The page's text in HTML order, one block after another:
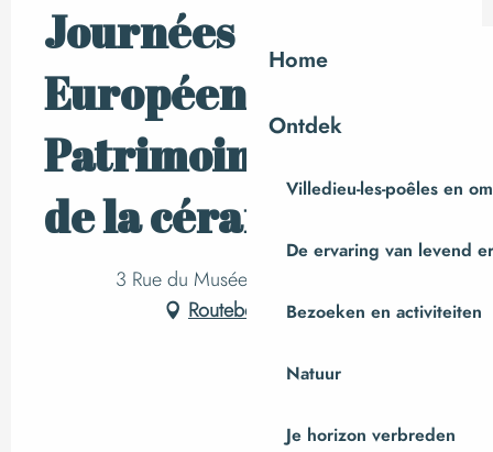
Home
Ontdek
Villedieu-les-poêles en
De ervaring van levend
Bezoeken en activiteiten
Natuur
Je horizon verbreden
Journées
Européennes du
Patrimoine > Musée
de la céramique
3 Rue du Musée Le Placître, Ger
Routebeschrijving